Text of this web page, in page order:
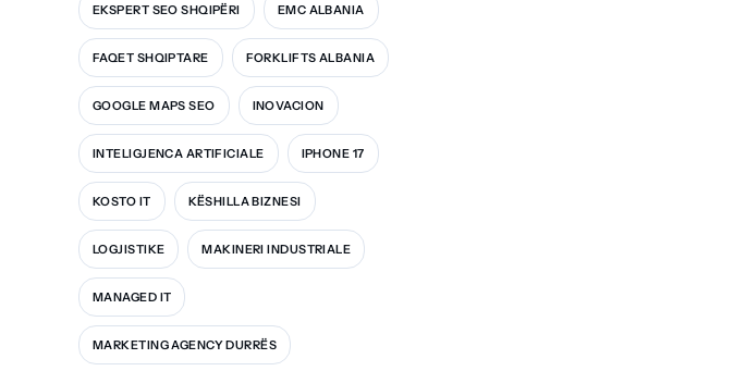
EKSPERT SEO SHQIPËRI EMC ALBANIA
FAQET SHQIPTARE FORKLIFTS ALBANIA
GOOGLE MAPS SEO INOVACION
INTELIGJENCA ARTIFICIALE IPHONE 17
KOSTO IT KËSHILLA BIZNESI
LOGJISTIKE MAKINERI INDUSTRIALE
MANAGED IT
MARKETING AGENCY DURRËS